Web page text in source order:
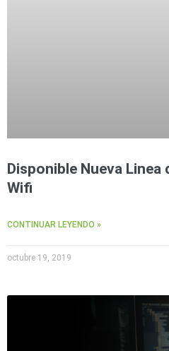
Disponible Nueva Linea
Wifi
CONTINUAR LEYENDO »
octubre 19, 2019